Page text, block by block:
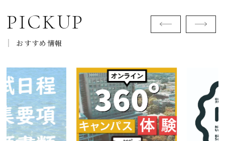
PICKUP
おすすめ情報